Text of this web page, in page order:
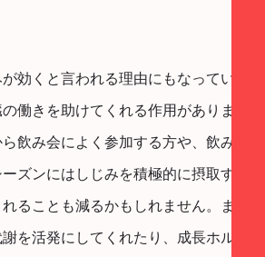
効くと言われる理由にもなっている
働きを助けてくれる作用がありま
飲み会によく参加する方や、飲み会
ズンにはしじみを積極的に摂取する
ることも減るかもしれません。また
を活発にしてくれたり、成長ホルモ